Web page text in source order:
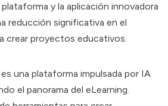
y la aplicación innovadora
reducción significativa en el
crear proyectos educativos.
una plataforma impulsada por IA
el panorama del eLearning.